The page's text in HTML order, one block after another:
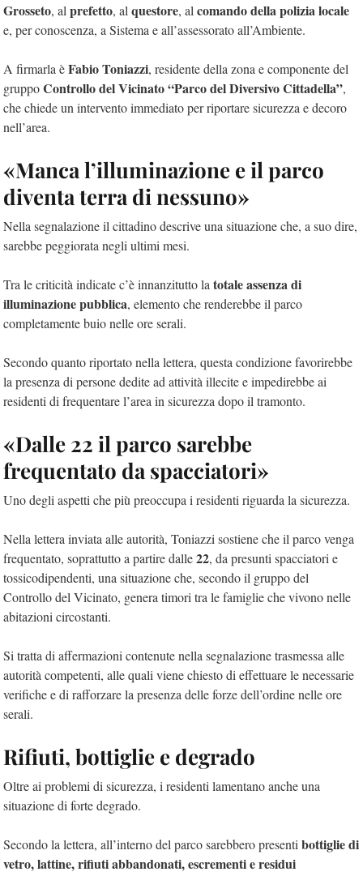
Grosseto, al prefetto, al questore, al comando della polizia locale
e, per conoscenza, a Sistema e all’assessorato all’Ambiente.
A firmarla èFabio Toniazzi, residente della zona e componente del
gruppoControllo del Vicinato “Parco del Diversivo Cittadella”,
che chiede un intervento immediato per riportare sicurezza e decoro
nell’area.
«Manca l’illuminazione e il parco
diventa terra di nessuno»
Nella segnalazione il cittadino descrive una situazione che, a suo dire,
sarebbe peggiorata negli ultimi mesi.
Tra le criticità indicate c’è innanzitutto la totale assenza di
illuminazione pubblica, elemento che renderebbe il parco
completamente buio nelle ore serali.
Secondo quanto riportato nella lettera, questa condizione favorirebbe
la presenza di persone dedite ad attività illecite e impedirebbe ai
residenti di frequentare l’area in sicurezza dopo il tramonto.
«Dalle 22 il parco sarebbe
frequentato da spacciatori»
Uno degli aspetti che più preoccupa i residenti riguarda la sicurezza.
Nella lettera inviata alle autorità, Toniazzi sostiene che il parco venga
frequentato, soprattutto a partire dalle22, da presunti spacciatori e
tossicodipendenti, una situazione che, secondo il gruppo del
Controllo del Vicinato, genera timori tra le famiglie che vivono nelle
abitazioni circostanti.
Si tratta di affermazioni contenute nella segnalazione trasmessa alle
autorità competenti, alle quali viene chiesto di effettuare le necessarie
verifiche e di rafforzare la presenza delle forze dell’ordine nelle ore
serali.
Rifiuti, bottiglie e degrado
Oltre ai problemi di sicurezza, i residenti lamentano anche una
situazione di forte degrado.
Secondo la lettera, all’interno del parco sarebbero presenti bottiglie di
vetro, lattine, rifiuti abbandonati, escrementi e residui